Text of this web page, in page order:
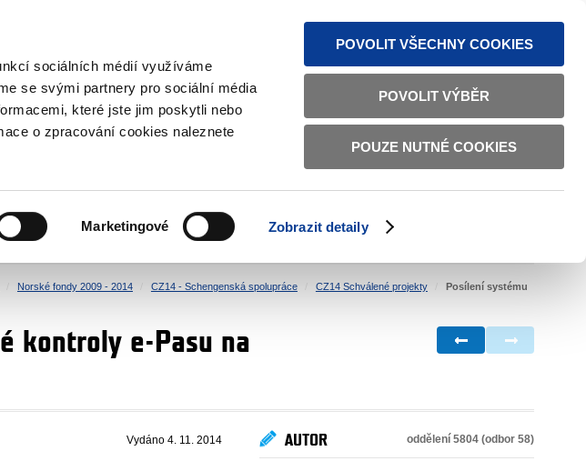
sociálních médií využíváme
se svými partnery pro sociální média
které jste jim poskytli nebo
o zpracování cookies naleznete
Marketingové Zobrazit detaily
POVOLIT VŠECHNY COOKIES
POVOLIT VÝBĚR
POUZE NUTNÉ COOKIES
TEXTOVÁ VERZE ČESKY ENGLISH
SPRAVEDLNOST VNITŘNÍ VĚCI BILATERÁLNÍ SPOLUPRÁCE
Norské fondy 2009 - 2014 CZ14 - Schengenská spolupráce CZ14 Schválené projekty
Posílení systému
kontroly e-Pasu na
Vydáno 4. 11. 2014 AUTOR oddělení 5804 (odbor 58)